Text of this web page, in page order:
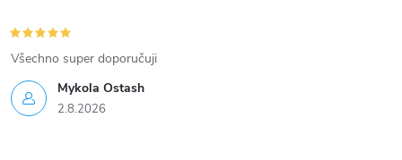
Mykola Ostash
2.8.2026
Všechno super doporučuji